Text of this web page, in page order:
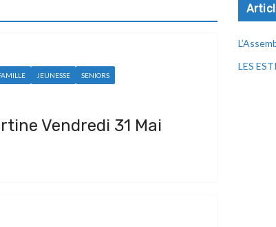
JEUNESSE SENIORS
Vendredi 31 Mai
LES